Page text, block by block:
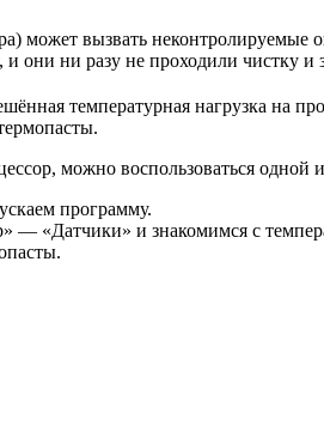
может вызвать неконтролируемые
они ни разу не проходили чистку и
температурная нагрузка на
можно воспользоваться
программу.
— «Датчики» и знакомимся с